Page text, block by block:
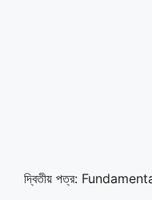
দ্বিতীয় পত্র: